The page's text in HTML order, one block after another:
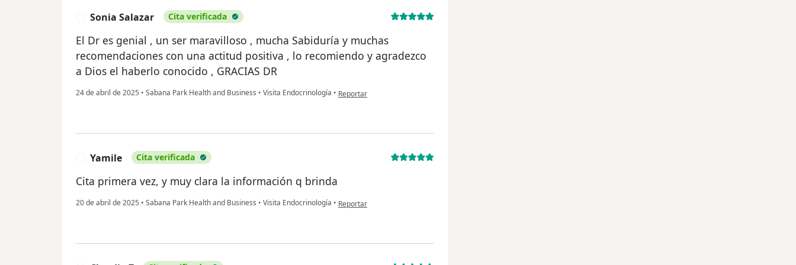
Sonia Salazar Cita verificada
El Dr es genial , un ser maravilloso , mucha Sabiduría y muchas
recomendaciones con una actitud positiva , lo recomiendo y agradezco
a Dios el haberlo conocido , GRACIAS DR
24 de abril de 2025 • Sabana Park Health and Business • Visita Endocrinología • en opinión del usuario Sonia Salazar
Reportar
Yamile Cita verificada
Cita primera vez, y muy clara la información q brinda
20 de abril de 2025 • Sabana Park Health and Business • Visita Endocrinología • en opinión del usuario Yamile
Reportar